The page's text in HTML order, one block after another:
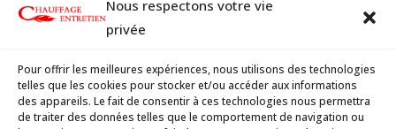
Nous respectons votre vie
privée
Pour offrir les meilleures expériences, nous utilisons des technologies
telles que les cookies pour stocker et/ou accéder aux informations
des appareils. Le fait de consentir à ces technologies nous permettra
de traiter des données telles que le comportement de navigation ou
Service de dépannage disponible tous
En cas de problème ou de panne,
prenez contact immédiatement avec